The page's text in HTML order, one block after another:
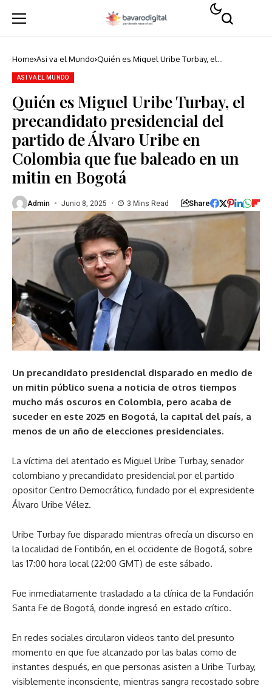
Home Asi va el Mundo Quién es Miguel Uribe Turbay, el
ASI VA EL MUNDO
Quién es Miguel Uribe Turbay, el
precandidato presidencial del
partido de Álvaro Uribe en
Colombia que fue baleado en un
mitin en Bogotá
Admin Junio 8, 2025 3 Mins Read Share
Un precandidato presidencial disparado en medio de
un mitin público suena a noticia de otros tiempos
mucho más oscuros en Colombia, pero acaba de
suceder en este 2025 en Bogotá, la capital del país, a
menos de un año de elecciones presidenciales.
La víctima del atentado es Miguel Uribe Turbay, senador
colombiano y precandidato presidencial por el partido
opositor Centro Democrático, fundado por el expresidente
Álvaro Uribe Vélez.
Uribe Turbay fue disparado mientras ofrecía un discurso en
la localidad de Fontibón, en el occidente de Bogotá, sobre
las 17:00 hora local (22:00 GMT) de este sábado.
Fue inmediatamente trasladado a la clínica de la Fundación
Santa Fe de Bogotá, donde ingresó en estado crítico.
En redes sociales circularon videos tanto del presunto
momento en que fue alcanzado por las balas como de
instantes después, en que personas asisten a Uribe Turbay,
visiblemente inconsciente, mientras sangra recostado sobre